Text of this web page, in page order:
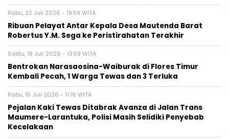
Rabu, 22 Juli 2026 - 19:59 WITA
Ribuan Pelayat Antar Kepala Desa Mautenda Barat
Robertus Y.M. Sega ke Peristirahatan Terakhir
Sabtu, 18 Juli 2026 - 13:59 WITA
Bentrokan Narasaosina-Waiburak di Flores Timur
Kembali Pecah, 1 Warga Tewas dan 3 Terluka
Rabu, 15 Juli 2026 - 11:16 WITA
Pejalan Kaki Tewas Ditabrak Avanza di Jalan Trans
Maumere-Larantuka, Polisi Masih Selidiki Penyebab
Kecelakaan